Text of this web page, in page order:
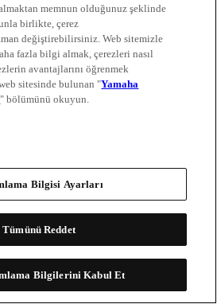
memnun olduğunuz şeklinde
birlikte, çerez
değiştirebilirsiniz. Web sitemizle
fazla bilgi almak, çerezleri nasıl
avantajlarını öğrenmek
sitesinde bulunan "Yamaha
" bölümünü okuyun.
Bilgisi Ayarları
Tümünü Reddet
Bilgilerini Kabul Et